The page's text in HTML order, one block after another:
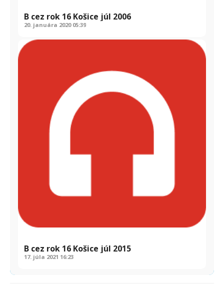
B cez rok 16 Košice júl 2006
20. januára 2020 05:39
B cez rok 16 Košice júl 2015
17. júla 2021 16:23